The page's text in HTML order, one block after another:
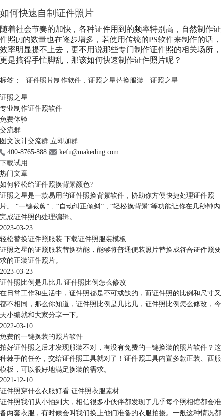
如何快速自制证件照片
随着社会节奏的加快，各种证件用到的频率特别高，自然制作证
件照[/]的数量也在逐步增多，若使用传统的PS软件来制作的话，
效率明显提不上去，更不用说那些专门制作证件照的相关场所，
更是搞得手忙脚乱，那该如何快速制作证件照片呢？
标签： 证件照片制作软件， 证照之星替换服装 ， 证照之星
证照之星
专业制作证件照软件
免费体验
交流群
图文设计交流群 立即加群
400-8765-888
kefu@makeding.com
下载试用
热门文章
如何轻松给证件照换背景颜色?
证照之星是一款易用的证件照换背景软件，协助你方便快捷处理证件照
片。 “一键裁剪”，“自动纠正倾斜”，“轻松换背景”等功能让你在几秒钟内
完成证件照的处理编辑。
2023-03-23
轻松替换证件照服装 下载证件照服装模板
证照之星的证照服装替换功能，能够将普通便装照片替换成符合证件照要
求的正装证件照片。
2023-03-23
证件照比例是几比几 证件照比例怎么修改
在日常工作和生活中，证件照都是不可或缺的，而证件照的比例和尺寸又
都不相同，那么你知道，证件照比例是几比几，证件照比例怎么修改，今
天小编就和大家分享一下。
2022-03-10
免费的一键换装的照片软件
拍好证件照之后才发现服装不对，有没有免费的一键换装的照片软件？这
种棘手的任务，交给证件照工具就对了！证件照工具内置多款正装、西服
模板，可以很好地满足换装的需求。
2021-12-10
证件照穿什么衣服好看 证件照衣服素材
证件照我们从小拍到大，相信很多小伙伴都发现了几乎每个照相馆都会准
备两套衣服，有时候会叫我们换上他们准备的衣服拍摄。一般这种情况都